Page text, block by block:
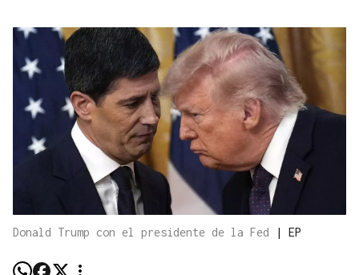
Donald Trump con el presidente de la Fed | EP